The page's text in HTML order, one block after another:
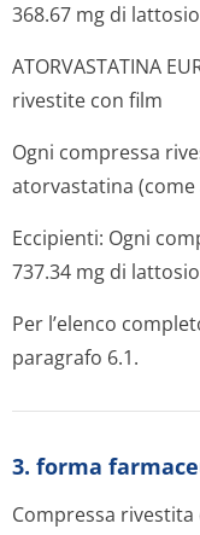
368.67 mg di
ATORVASTATINA
rivestite con film
Ogni compressa
atorvastatina
Eccipienti: Ogni
737.34 mg di
Per l’elenco
paragrafo 6.1.
3. forma
Compressa rivestita